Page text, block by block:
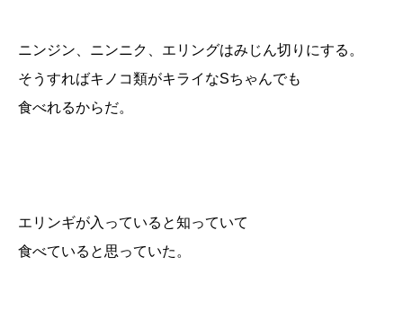
ニンジン、ニンニク、エリングはみじん切りにする。
そうすればキノコ類がキライなSちゃんでも
食べれるからだ。
エリンギが入っていると知っていて
食べていると思っていた。